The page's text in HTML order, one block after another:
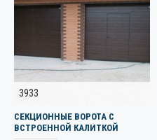
3933
СЕКЦИОННЫЕ ВОРОТА С
ВСТРОЕННОЙ КАЛИТКОЙ